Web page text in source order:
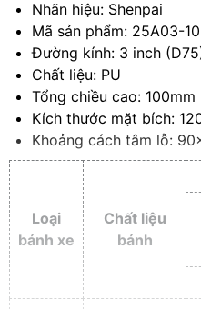
Nhãn hiệu: Shenpai
Mã sản phẩm: 25A03-
Đường kính: 3 inch
Chất liệu: PU
Tổng chiều cao: 100mm
Kích thước mặt bích:
Khoảng cách tâm lỗ:
Loại
bánh xe
Chất liệu
bánh